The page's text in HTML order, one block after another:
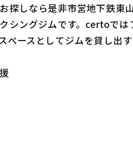
探しなら是非市営地下鉄
シングジムです。certoで
ペースとしてジムを貸し出